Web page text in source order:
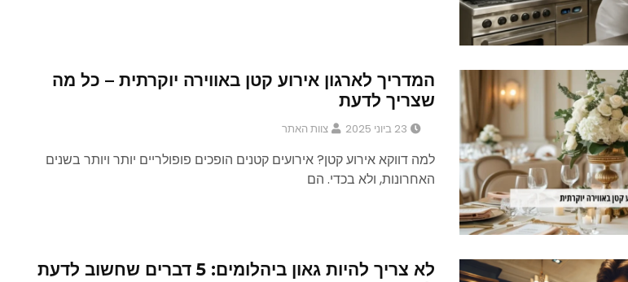
המדריך לארגון אירוע קטן באווירה יוקרתית – כל מה
שצריך לדעת
23 ביוני 2025 צוות האתר
למה דווקא אירוע קטן? אירועים קטנים הופכים פופולריים יותר ויותר בשנים
האחרונות, ולא בכדי. הם
לא צריך להיות גאון ביהלומים: 5 דברים שחשוב לדעת